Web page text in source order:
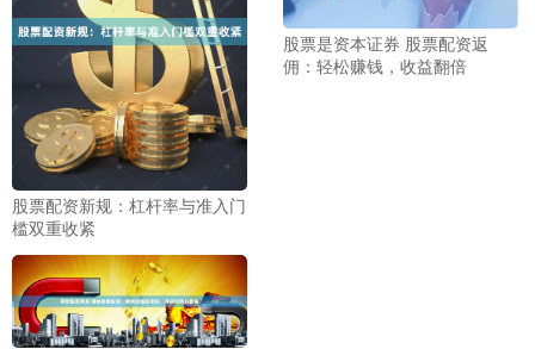
股票配资新规：杠杆率与准入门
槛双重收紧
股票是资本证券 股票配资返
佣：轻松赚钱，收益翻倍